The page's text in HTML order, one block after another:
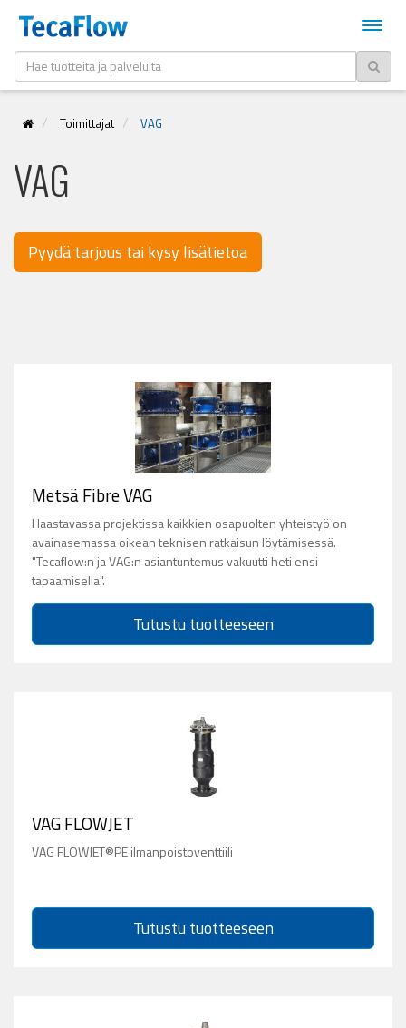
Toimittajat VAG
VAG
Pyydä tarjous tai kysy lisätietoa
Metsä Fibre VAG
Haastavassa projektissa kaikkien osapuolten yhteistyö on
avainasemassa oikean teknisen ratkaisun löytämisessä.
"Tecaflow:n ja VAG:n asiantuntemus vakuutti heti ensi
tapaamisella".
Tutustu tuotteeseen
VAG FLOWJET
VAG FLOWJET®PE ilmanpoistoventtiili
Tutustu tuotteeseen